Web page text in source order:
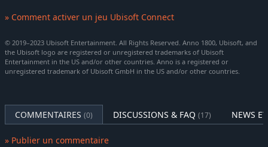
» Comment activer un jeu Ubisoft Connect
© 2019–2023 Ubisoft Entertainment. All Rights Reserved. Anno 1800, Ubisoft, and
the Ubisoft logo are registered or unregistered trademarks of Ubisoft
Entertainment in the US and/or other countries. Anno is a registered or
unregistered trademark of Ubisoft GmbH in the US and/or other countries.
COMMENTAIRES (0) DISCUSSIONS & FAQ (17) NEWS
» Publier un commentaire